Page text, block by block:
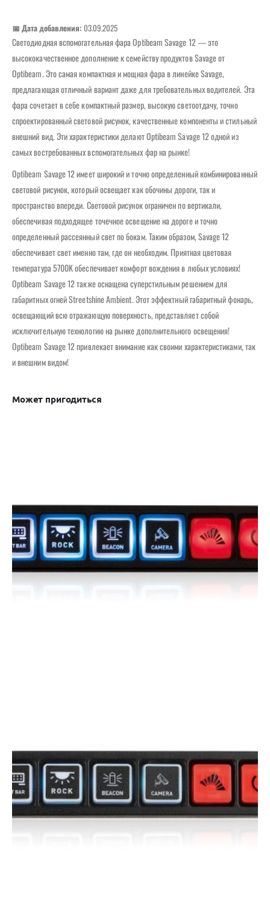
📅 Дата добавления: 03.09.2025
Светодиодная вспомогательная фара Optibeam Savage 12 — это
высококачественное дополнение к семейству продуктов Savage от
Optibeam. Это самая компактная и мощная фара в линейке Savage,
предлагающая отличный вариант даже для требовательных водителей. Эта
фара сочетает в себе компактный размер, высокую светоотдачу, точно
спроектированный световой рисунок, качественные компоненты и стильный
внешний вид. Эти характеристики делают Optibeam Savage 12 одной из
самых востребованных вспомогательных фар на рынке!
Optibeam Savage 12 имеет широкий и точно определенный комбинированный
световой рисунок, который освещает как обочины дороги, так и
пространство впереди. Световой рисунок ограничен по вертикали,
обеспечивая подходящее точечное освещение на дороге и точно
определенный рассеянный свет по бокам. Таким образом, Savage 12
обеспечивает свет именно там, где он необходим. Приятная цветовая
температура 5700K обеспечивает комфорт вождения в любых условиях!
Optibeam Savage 12 также оснащена суперстильным решением для
габаритных огней Streetshine Ambient. Этот эффектный габаритный фонарь,
освещающий всю отражающую поверхность, представляет собой
исключительную технологию на рынке дополнительного освещения!
Optibeam Savage 12 привлекает внимание как своими характеристиками, так
и внешним видом!
Может пригодиться